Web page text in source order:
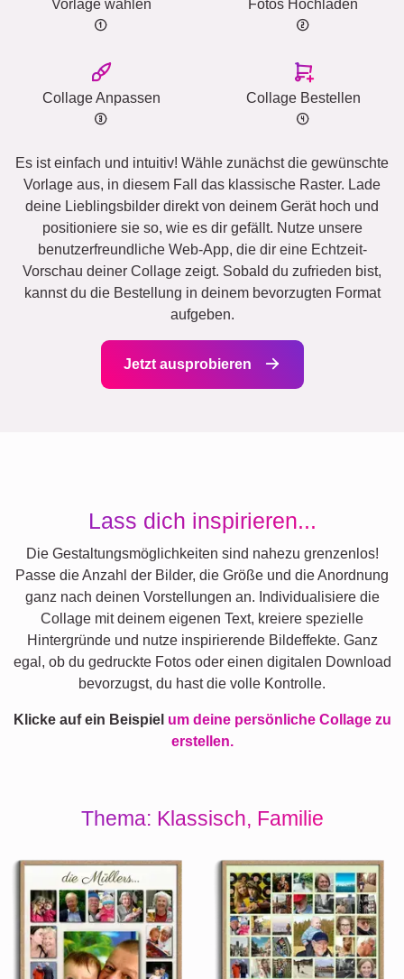
Vorlage wählen Fotos Hochladen
Collage Anpassen Collage Bestellen
Es ist einfach und intuitiv! Wähle zunächst die gewünschte
Vorlage aus, in diesem Fall das klassische Raster. Lade
deine Lieblingsbilder direkt von deinem Gerät hoch und
positioniere sie so, wie es dir gefällt. Nutze unsere
benutzerfreundliche Web-App, die dir eine Echtzeit-
Vorschau deiner Collage zeigt. Sobald du zufrieden bist,
kannst du die Bestellung in deinem bevorzugten Format
aufgeben.
Jetzt ausprobieren
Lass dich inspirieren...
Die Gestaltungsmöglichkeiten sind nahezu grenzenlos!
Passe die Anzahl der Bilder, die Größe und die Anordnung
ganz nach deinen Vorstellungen an. Individualisiere die
Collage mit deinem eigenen Text, kreiere spezielle
Hintergründe und nutze inspirierende Bildeffekte. Ganz
egal, ob du gedruckte Fotos oder einen digitalen Download
bevorzugst, du hast die volle Kontrolle.
Klicke auf ein Beispiel um deine persönliche Collage zu
erstellen.
Thema: Klassisch, Familie